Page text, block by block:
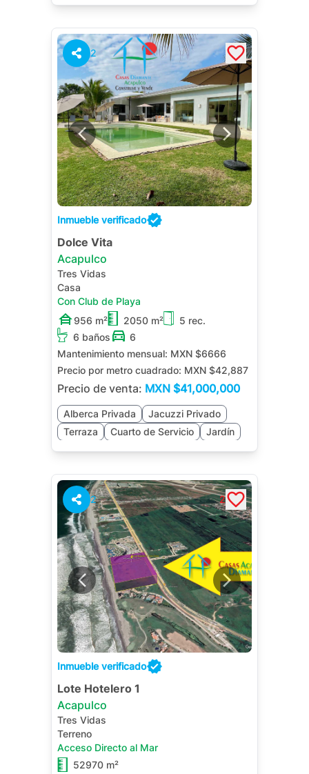
2
Inmueble verificado
Dolce Vita
Acapulco
Tres Vidas
Casa
Con Club de Playa
956 m²
2050 m²
5 rec.
6 baños
6
Mantenimiento mensual: MXN $6666
Precio por metro cuadrado: MXN $42,887
Precio de venta: MXN $41,000,000
Alberca Privada
Jacuzzi Privado
Terraza
Cuarto de Servicio
Jardín
Sala de TV
Asador
2 2
Inmueble verificado
Lote Hotelero 1
Acapulco
Tres Vidas
Terreno
Acceso Directo al Mar
52970 m²